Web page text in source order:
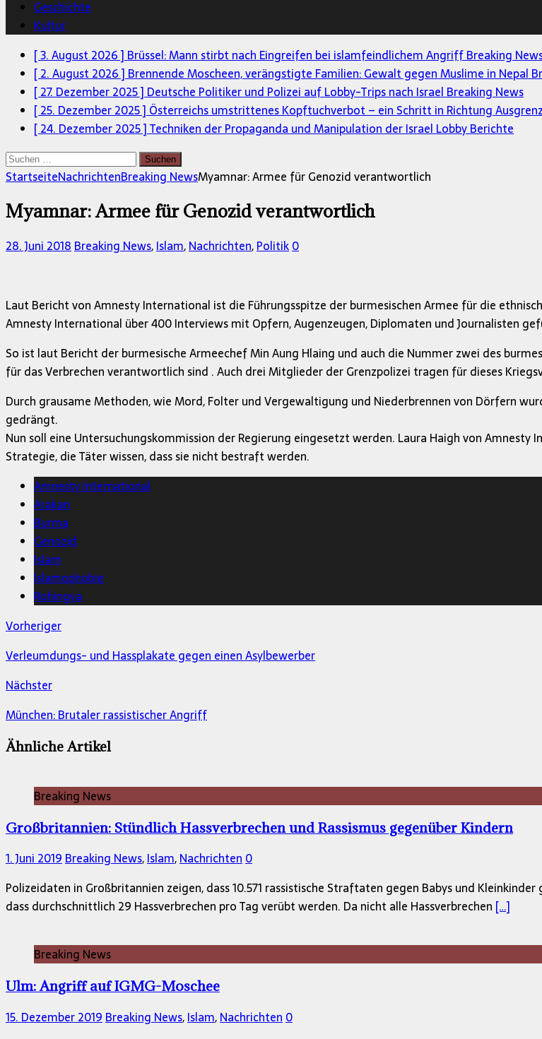
Geschichte
Kultur
[ 3. August 2026 ] Brüssel: Mann stirbt nach Eingreifen bei islamfeindlichem AngriffBreaking
[ 2. August 2026 ] Brennende Moscheen, verängstigte Familien: Gewalt gegen Muslime in Nepal
[ 27. Dezember 2025 ] Deutsche Politiker und Polizei auf Lobby-Trips nach Israel Breaking News
[ 25. Dezember 2025 ] Österreichs umstrittenes Kopftuchverbot – ein Schritt in Richtung
[ 24. Dezember 2025 ]Techniken der Propaganda und Manipulation der Israel LobbyBerichte
Suchen
nach:
StartseiteNachrichtenBreaking NewsMyamnar: Armee für Genozid verantwortlich
Myamnar: Armee für Genozid verantwortlich
28. Juni 2018Breaking News,Islam,Nachrichten,Politik0
Laut Bericht von Amnesty International ist die Führungsspitze der burmesischen Armee für die
Amnesty International über 400 Interviews mit Opfern, Augenzeugen, Diplomaten und Journalisten
So ist laut Bericht der burmesische Armeechef Min Aung Hlaing und auch die Nummer zwei des
für das Verbrechen verantwortlich sind . Auch drei Mitglieder der Grenzpolizei tragen für dieses
Durch grausame Methoden, wie Mord, Folter und Vergewaltigung und Niederbrennen von Dörfern
gedrängt.
Nun soll eine Untersuchungskommission der Regierung eingesetzt werden. Laura Haigh von
Strategie, die Täter wissen, dass sie nicht bestraft werden.
Amnesty International
Arakan
Burma
Genozid
Islam
Islamophobie
Rohingya
Vorheriger
Verleumdungs- und Hassplakate gegen einen Asylbewerber
Nächster
München: Brutaler rassistischer Angriff
Ähnliche Artikel
Breaking News
Großbritannien: Stündlich Hassverbrechen und Rassismus gegenüber Kindern
1. Juni 2019Breaking News,Islam,Nachrichten0
Polizeidaten in Großbritannien zeigen, dass 10.571 rassistische Straftaten gegen Babys und
dass durchschnittlich 29 Hassverbrechen pro Tag verübt werden. Da nicht alle Hassverbrechen […]
Breaking News
Ulm: Angriff auf IGMG-Moschee
15. Dezember 2019 Breaking News,Islam,Nachrichten 0